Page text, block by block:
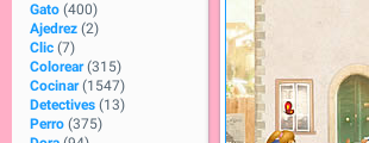
Gato (400)
Ajedrez (2)
Clic (7)
Colorear (315)
Cocinar (1547)
Detectives (13)
Perro (375)